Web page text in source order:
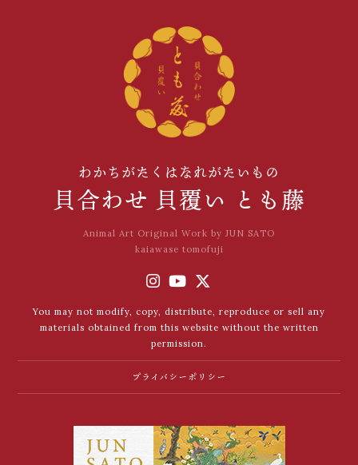
わかちがたくはなれがたいもの
貝合わせ 貝覆い とも藤
Animal Art Original Work by JUN SATO
kaiawase tomofuji
You may not modify, copy, distribute, reproduce or sell any
materials obtained from this website without the written
permission.
プライバシーポリシー